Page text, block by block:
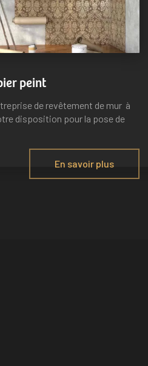
peint
de revêtement de mur à
disposition pour la pose de
En savoir plus